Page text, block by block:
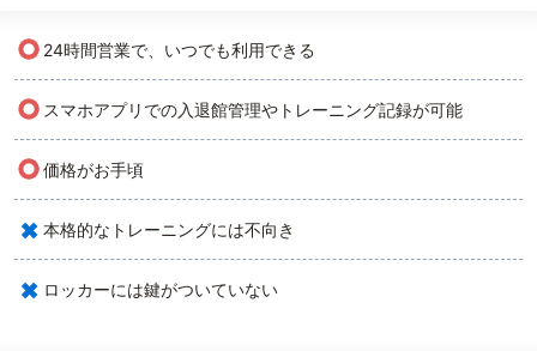
○ 24時間営業で、いつでも利用できる
○ スマホアプリでの入退館管理やトレーニング記録が可能
○価格がお手頃
× 本格的なトレーニングには不向き
× ロッカーには鍵がついていない